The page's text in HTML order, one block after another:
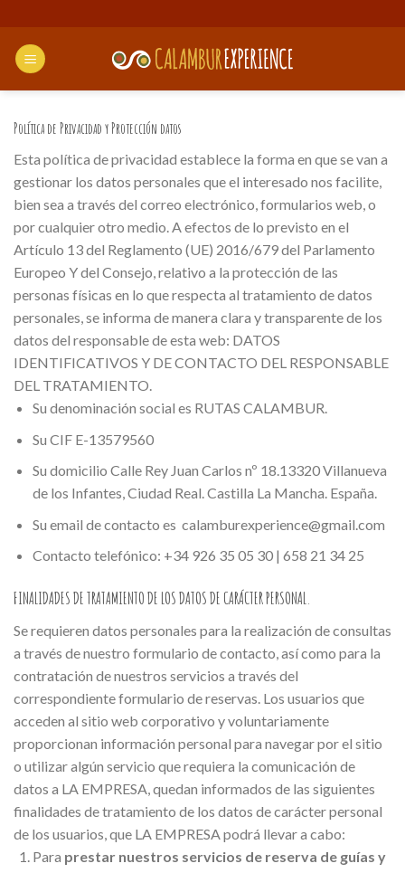
contenido
Política de Privacidad y Protección datos
Esta política de privacidad establece la forma en que se van a
gestionar los datos personales que el interesado nos facilite,
bien sea a través del correo electrónico, formularios web, o
por cualquier otro medio. A efectos de lo previsto en el
Artículo 13 del Reglamento (UE) 2016/679 del Parlamento
Europeo Y del Consejo, relativo a la protección de las
personas físicas en lo que respecta al tratamiento de datos
personales, se informa de manera clara y transparente de los
datos del responsable de esta web: DATOS
IDENTIFICATIVOS Y DE CONTACTO DEL RESPONSABLE
DEL TRATAMIENTO.
Su denominación social es RUTAS CALAMBUR.
Su CIF E-13579560
Su domicilio Calle Rey Juan Carlos nº 18.13320 Villanueva
de los Infantes, Ciudad Real. Castilla La Mancha. España.
Su email de contacto es calamburexperience@gmail.com
Contacto telefónico: +34 926 35 05 30 | 658 21 34 25
FINALIDADES DE TRATAMIENTO DE LOS DATOS DE CARÁCTER PERSONAL.
Se requieren datos personales para la realización de consultas
a través de nuestro formulario de contacto, así como para la
contratación de nuestros servicios a través del
correspondiente formulario de reservas. Los usuarios que
acceden al sitio web corporativo y voluntariamente
proporcionan información personal para navegar por el sitio
o utilizar algún servicio que requiera la comunicación de
datos a LA EMPRESA, quedan informados de las siguientes
finalidades de tratamiento de los datos de carácter personal
de los usuarios, que LA EMPRESA podrá llevar a cabo:
Para prestar nuestros servicios de reserva de guías y